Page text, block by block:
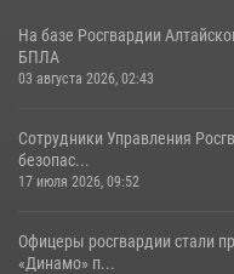
На базе Росгвардии
БПЛА
03 августа 2026, 02:43
Сотрудники Управления
безопас...
17 июля 2026, 09:52
Офицеры росгвардии стали
«Динамо» п...